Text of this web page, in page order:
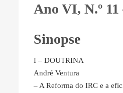
Ano VI, N.º
Sinopse
I – DOUTRINA
André Ventura
– A Reforma do IRC e a